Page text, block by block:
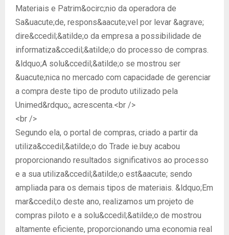
Materiais e Patrim&ocirc;nio da operadora de
Sa&uacute;de, respons&aacute;vel por levar &agrave;
dire&ccedil;&atilde;o da empresa a possibilidade de
informatiza&ccedil;&atilde;o do processo de compras.
&ldquo;A solu&ccedil;&atilde;o se mostrou ser
&uacute;nica no mercado com capacidade de gerenciar
a compra deste tipo de produto utilizado pela
Unimed&rdquo;, acrescenta.<br />
<br />
Segundo ela, o portal de compras, criado a partir da
utiliza&ccedil;&atilde;o do Trade ie.buy acabou
proporcionando resultados significativos ao processo
e a sua utiliza&ccedil;&atilde;o est&aacute; sendo
ampliada para os demais tipos de materiais. &ldquo;Em
mar&ccedil;o deste ano, realizamos um projeto de
compras piloto e a solu&ccedil;&atilde;o de mostrou
altamente eficiente, proporcionando uma economia real